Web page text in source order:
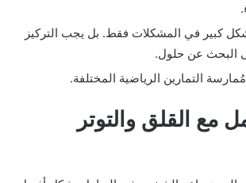
كبير في المشكلات فقط. بل يجب التركيز
البحث عن حلول.
التمارين الرياضية المختلفة.
مع القلق والتوتر